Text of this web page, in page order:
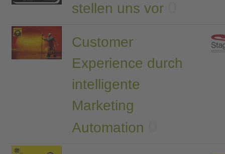
stellen uns vor
Customer
Experience durch
intelligente
Marketing
Automation